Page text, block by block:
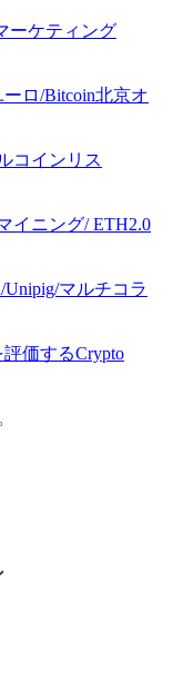
ーケティング
ーロ/Bitcoin北京オ
コインリス
イニング/ ETH2.0
Unipig/マルチコラ
評価するCrypto